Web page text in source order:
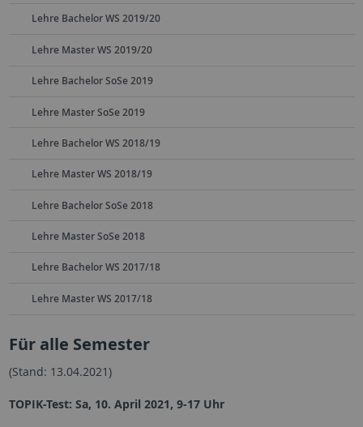
Lehre Bachelor WS 2019/20
Lehre Master WS 2019/20
Lehre Bachelor SoSe 2019
Lehre Master SoSe 2019
Lehre Bachelor WS 2018/19
Lehre Master WS 2018/19
Lehre Bachelor SoSe 2018
Lehre Master SoSe 2018
Lehre Bachelor WS 2017/18
Lehre Master WS 2017/18
Für alle Semester
(Stand: 13.04.2021)
TOPIK-Test: Sa, 10. April 2021, 9-17 Uhr